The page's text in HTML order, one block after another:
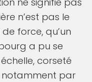
n’est pas le
force, qu’un
a pu se
corseté
notamment par